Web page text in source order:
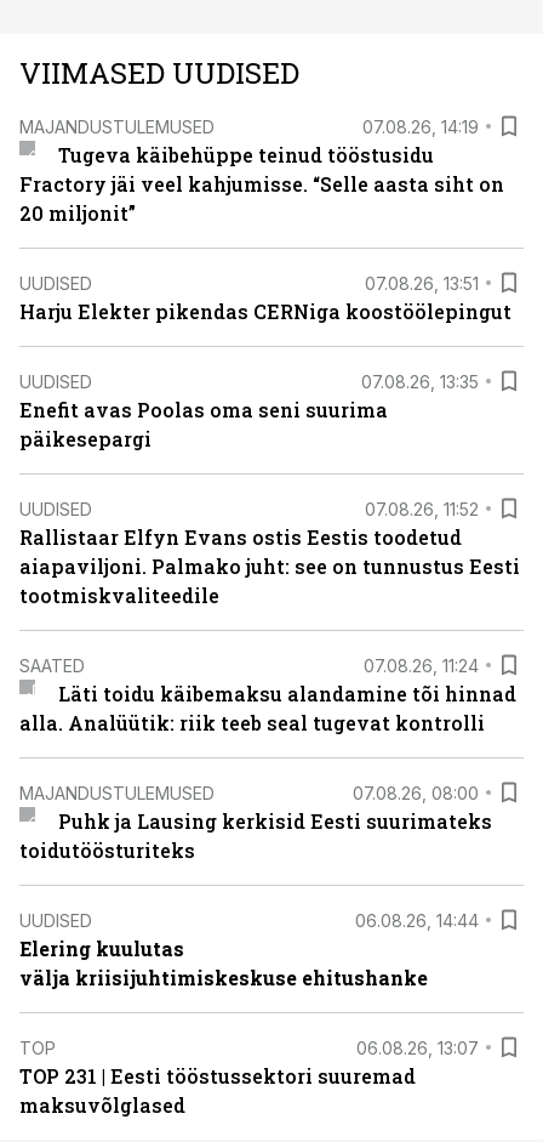
VIIMASED UUDISED
MAJANDUSTULEMUSED 07.08.26, 14:19
Tugeva käibehüppe teinud tööstusidu
Fractory jäi veel kahjumisse. “Selle aasta siht on
20 miljonit”
UUDISED 07.08.26, 13:51
Harju Elekter pikendas CERNiga koostöölepingut
UUDISED 07.08.26, 13:35
Enefit avas Poolas oma seni suurima
päikesepargi
UUDISED 07.08.26, 11:52
Rallistaar Elfyn Evans ostis Eestis toodetud
aiapaviljoni. Palmako juht: see on tunnustus Eesti
tootmiskvaliteedile
SAATED 07.08.26, 11:24
Läti toidu käibemaksu alandamine tõi hinnad
alla. Analüütik: riik teeb seal tugevat kontrolli
MAJANDUSTULEMUSED 07.08.26, 08:00
Puhk ja Lausing kerkisid Eesti suurimateks
toidutöösturiteks
UUDISED 06.08.26, 14:44
Elering kuulutas
välja kriisijuhtimiskeskuse ehitushanke
TOP 06.08.26, 13:07
TOP 231 | Eesti tööstussektori suuremad
maksuvõlglased